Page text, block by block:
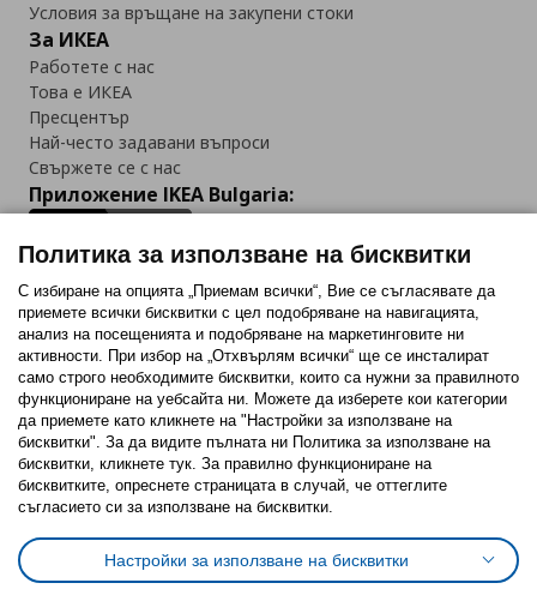
Условия за връщане на закупени стоки
За ИКЕА
Работете с нас
Това е ИКЕА
Пресцентър
Най-често задавани въпроси
Свържете се с нас
Приложение IKEA Bulgaria:
Последвайте ни:
FacebookTwitterYoutubePinterestInstagram
Политика за използване на бисквитки (Cookies)
Избор на настройки за използване на бисквитки
Условия за ползване на ikea.bgОбща политика за личните данни
Политика за използване на бисквитки
С избиране на опцията „Приемам всички“, Вие се съгласявате да
приемете всички бисквитки с цел подобряване на навигацията,
анализ на посещенията и подобряване на маркетинговите ни
активности. При избор на „Отхвърлям всички“ ще се инсталират
само строго необходимитe бисквитки, които са нужни за правилното
функциониране на уебсайта ни. Можете да изберете кои категории
да приемете като кликнете на "Настройки за използване на
бисквитки". За да видите пълната ни Политика за използване на
бисквитки, кликнете тук. За правилно функциониране на
бисквитките, опреснете страницата в случай, че оттеглите
съгласието си за използване на бисквитки.
Настройки за използване на бисквитки